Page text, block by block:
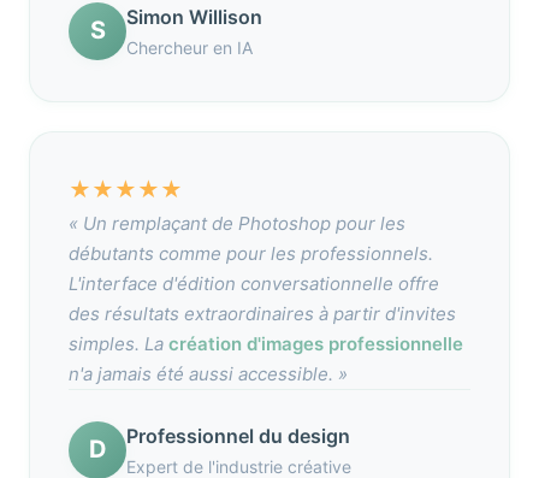
S Simon Willison
Chercheur en IA
★★★★★
« Un remplaçant de Photoshop pour les
débutants comme pour les professionnels.
L'interface d'édition conversationnelle offre
des résultats extraordinaires à partir d'invites
simples. La création d'images professionnelle
n'a jamais été aussi accessible. »
D Professionnel du design
Expert de l'industrie créative